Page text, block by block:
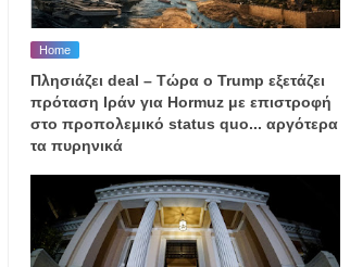
Home
Πλησιάζει deal – Τώρα ο Trump εξετάζει
πρόταση Ιράν για Hormuz με επιστροφή
στο προπολεμικό status quo... αργότερα
τα πυρηνικά